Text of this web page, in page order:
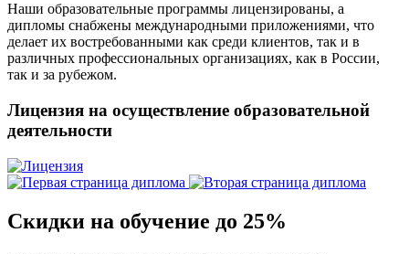
Наши образовательные программы лицензированы, а
дипломы снабжены международными приложениями, что
делает их востребованными как среди клиентов, так и в
различных профессиональных организациях, как в России,
так и за рубежом.
Лицензия на осуществление образовательной
деятельности
Скидки на обучение до 25%